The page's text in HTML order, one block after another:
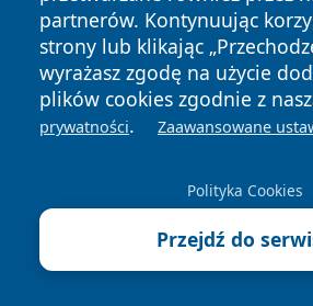
powiedział Kościołowi: musimy
dogadać, a nie tylko przed nim
pontyfikat położył fundamenty pod
Kościół XX i XXI wieku:otwartym
zaangażowanym politycznie i
słowa
dziedzictwo Leona XIII wpływało
partnerów. Kontynuując
strony lub klikając
wyrażasz zgodę na użycie
plików cookies zgodnie z
prywatności. Zaawansowane
Polityka Cookies
Przejdź do